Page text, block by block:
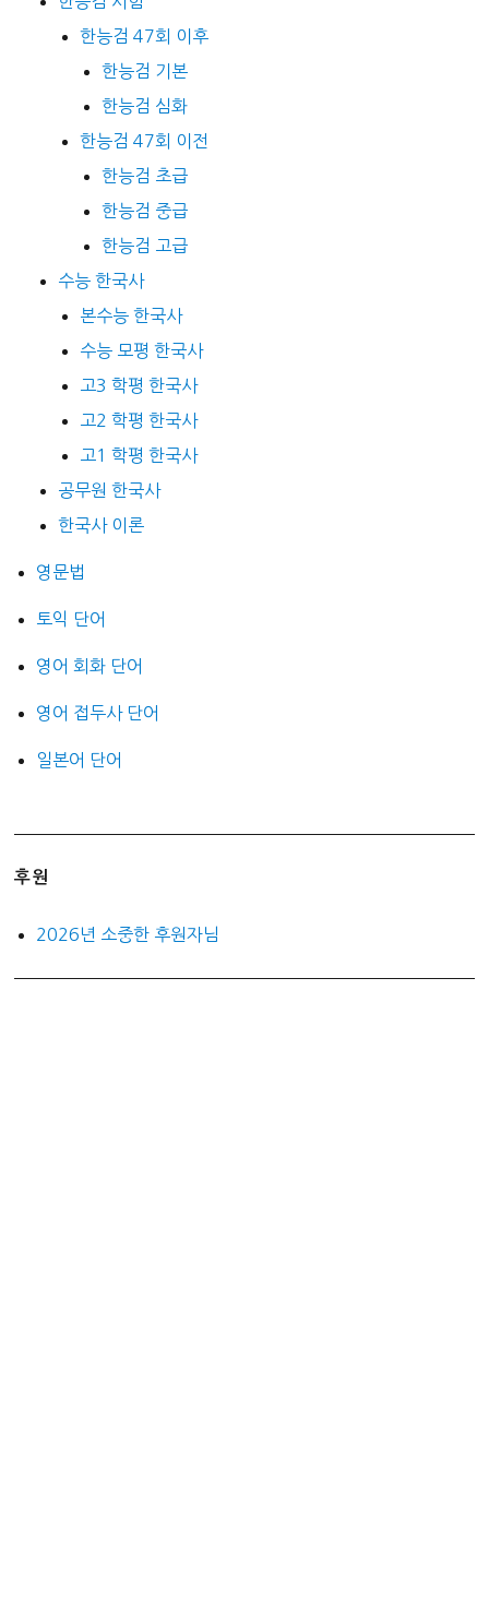
한능검 47회 이후
한능검 기본
한능검 심화
한능검 47회 이전
한능검 초급
한능검 중급
한능검 고급
수능 한국사
본수능 한국사
수능 모평 한국사
고3 학평 한국사
고2 학평 한국사
고1 학평 한국사
공무원 한국사
한국사 이론
영문법
토익 단어
영어 회화 단어
영어 접두사 단어
일본어 단어
후원
2026년 소중한 후원자님